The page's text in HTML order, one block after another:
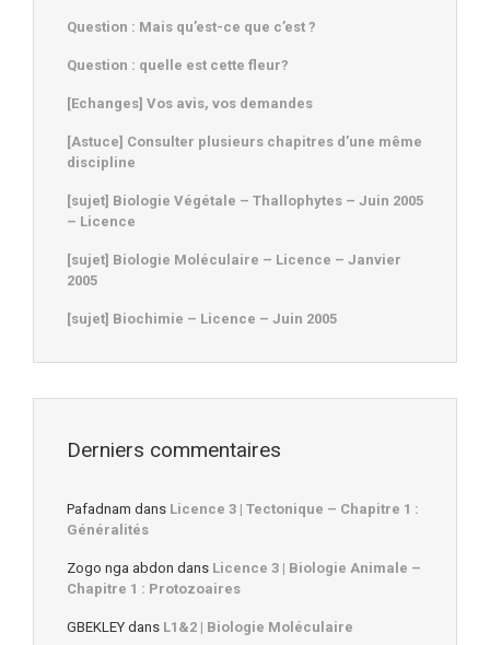
Question : Mais qu’est-ce que c’est ?
Question : quelle est cette fleur?
[Echanges] Vos avis, vos demandes
[Astuce] Consulter plusieurs chapitres d’une même
discipline
[sujet] Biologie Végétale – Thallophytes – Juin 2005
– Licence
[sujet] Biologie Moléculaire – Licence – Janvier
2005
[sujet] Biochimie – Licence – Juin 2005
Derniers commentaires
Pafadnam dans Licence 3 | Tectonique – Chapitre 1 :
Généralités
Zogo nga abdon dans Licence 3 | Biologie Animale –
Chapitre 1 : Protozoaires
GBEKLEY dans L1&2 | Biologie Moléculaire